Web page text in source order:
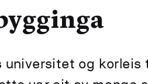
universitet og korleis